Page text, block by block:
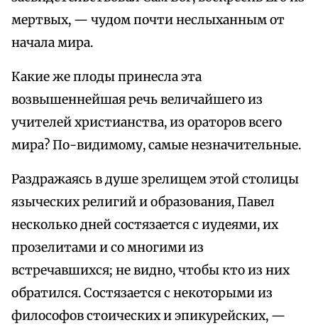
мертвых, — чудом почти неслыханным от
начала мира.
Какие же плоды принесла эта
возвышеннейшая речь величайшего из
учителей христианства, из ораторов всего
мира? По-видимому, самые незначительные.
Раздражаясь в душе зрелищем этой столицы
языческих религий и образования, Павел
несколько дней состязается с иудеями, их
прозелитами и со многими из
встречавшихся; не видно, чтобы кто из них
обратился. Состязается с некоторыми из
философов стоических и эпикурейских, —